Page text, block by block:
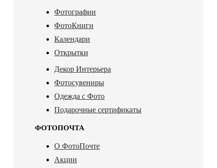
Фотографии
ФотоКниги
Календари
Открытки
Декор Интерьера
Фотосувениры
Одежда с Фото
Подарочные сертификаты
ФОТОПОЧТА
О ФотоПочте
Акции